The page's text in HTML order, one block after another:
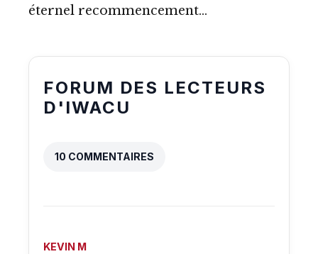
éternel recommencement…
FORUM DES LECTEURS
D'IWACU
10 COMMENTAIRES
KEVIN M